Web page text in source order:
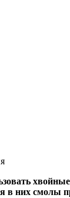
в них смолы